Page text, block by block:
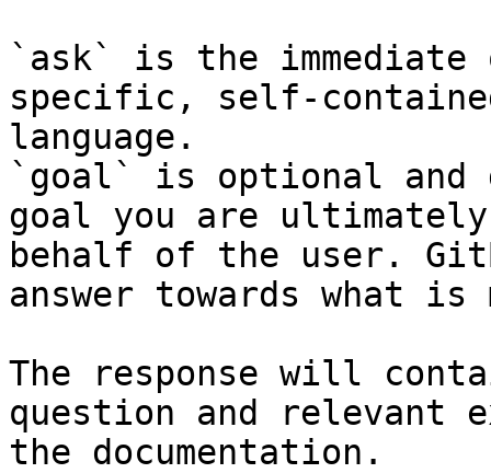
`ask` is the
specific, self-
language.
`goal` is optional and
goal you are
behalf of the user.
answer towards what
The response will
question and relevant
the documentation.